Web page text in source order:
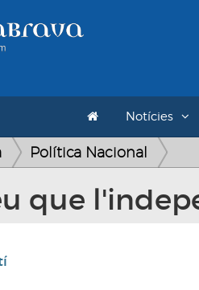
Notícies
Política Nacional
que